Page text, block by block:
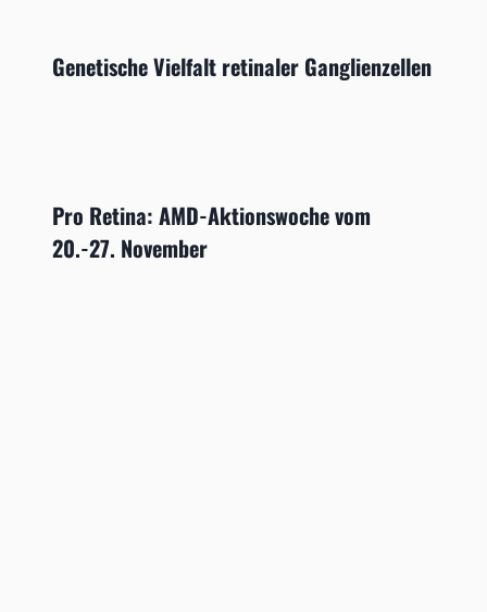
Genetische Vielfalt retinaler Ganglienzellen
Pro Retina: AMD-Aktionswoche vom
20.-27. November